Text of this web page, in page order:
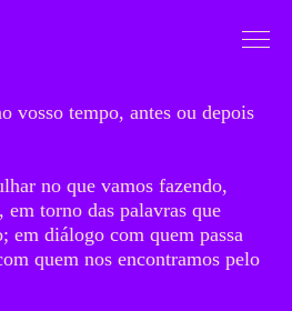
vosso tempo, antes ou depois
no que vamos fazendo,
em torno das palavras que
em diálogo com quem passa
quem nos encontramos pelo